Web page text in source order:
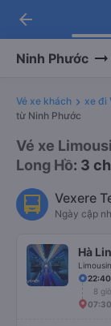
arrow_back
Ninh Phước
Vé xe khách xe đi
từ Ninh Phước
Vé xe
Long Hồ: 3
Vexere
Ngày cập
Hà
22:40
8